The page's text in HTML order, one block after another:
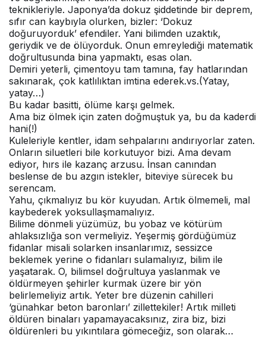
teknikleriyle. Japonya’da dokuz şiddetinde bir deprem,
sıfır can kaybıyla olurken, bizler: ‘Dokuz
doğuruyorduk’ efendiler. Yani bilimden uzaktık,
geriydik ve de ölüyorduk. Onun emreylediği matematik
doğrultusunda bina yapmaktı, esas olan.
Demiri yeterli, çimentoyu tam tamına, fay hatlarından
sakınarak, çok katlılıktan imtina ederek.vs.(Yatay,
yatay…)
Bu kadar basitti, ölüme karşı gelmek.
Ama biz ölmek için zaten doğmuştuk ya, bu da kaderdi
hani(!)
Kuleleriyle kentler, idam sehpalarını andırıyorlar zaten.
Onların siluetleri bile korkutuyor bizi. Ama devam
ediyor, hırs ile kazanç arzusu. İnsan canından
beslense de bu azgın istekler, biteviye sürecek bu
serencam.
Yahu, çıkmalıyız bu kör kuyudan. Artık ölmemeli, mal
kaybederek yoksullaşmamalıyız.
Bilime dönmeli yüzümüz, bu yobaz ve kötürüm
ahlaksızlığa son vermeliyiz. Yeşermiş gördüğümüz
fidanlar misali solarken insanlarımız, sessizce
beklemek yerine o fidanları sulamalıyız, bilim ile
yaşatarak. O, bilimsel doğrultuya yaslanmak ve
öldürmeyen şehirler kurmak üzere bir yön
belirlemeliyiz artık. Yeter bre düzenin cahilleri
‘günahkar beton baronları’ zillettekiler! Artık milleti
öldüren binaları yapamayacaksınız, zira biz, bizi
öldürenleri bu yıkıntılara gömeceğiz, son olarak…